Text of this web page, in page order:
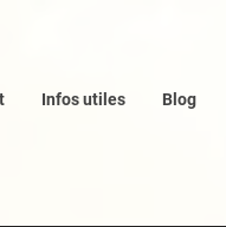
Infos utiles Blog